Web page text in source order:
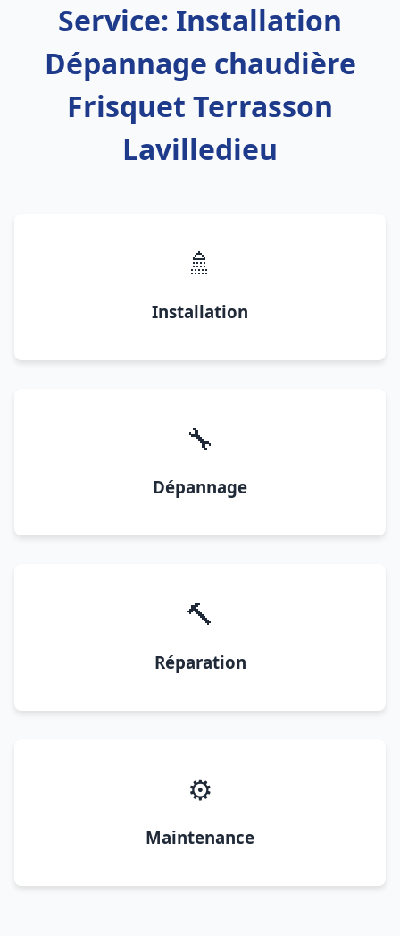
Service: Installation
Dépannage chaudière
Frisquet Terrasson
Lavilledieu
🚿
Installation
🔧
Dépannage
🔨
Réparation
⚙️
Maintenance